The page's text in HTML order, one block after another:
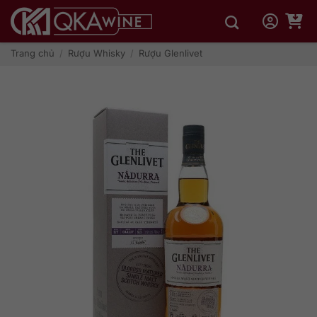
qua
dungTrang chủ / Rượu Whisky / Rượu Glenlivet